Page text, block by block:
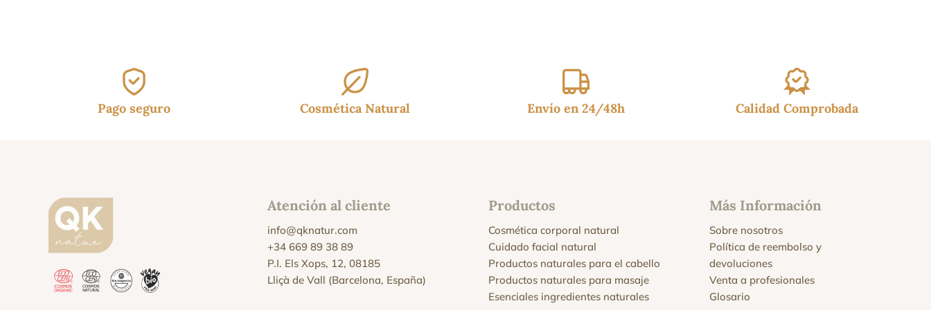
Pago seguro Cosmética Natural Envío en 24/48h Calidad Comprobada
Atención al cliente
info@qknatur.com
+34 669 89 38 89
P.I. Els Xops, 12, 08185
Lliçà de Vall (Barcelona, España)
Productos
Cosmética corporal natural
Cuidado facial natural
Productos naturales para el cabello
Productos naturales para masaje
Esenciales ingredientes naturales
Más Información
Sobre nosotros
Política de reembolso y
devoluciones
Venta a profesionales
Glosario